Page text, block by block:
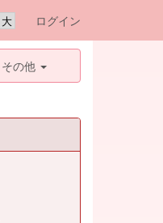
ログイン
その他